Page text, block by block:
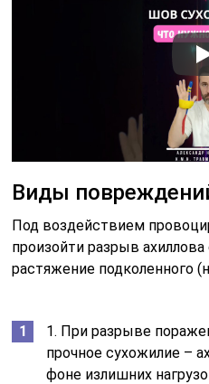
Виды
Под воздействием
произойти разрыв
растяжение подколенного
1. При разрыве
прочное сухожилие –
фоне излишних